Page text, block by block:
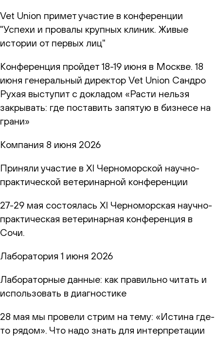
Vet Union примет участие в конференции
"Успехи и провалы крупных клиник. Живые
истории от первых лиц"
Конференция пройдет 18-19 июня в Москве. 18
июня генеральный директор Vet Union Сандро
Рухая выступит с докладом «Расти нельзя
закрывать: где поставить запятую в бизнесе на
грани»
Компания 8 июня 2026
Приняли участие в XI Черноморской научно-
практической ветеринарной конференции
27-29 мая состоялась XI Черноморская научно-
практическая ветеринарная конференция в
Сочи.
Лаборатория 1 июня 2026
Лабораторные данные: как правильно читать и
использовать в диагностике
28 мая мы провели стрим на тему: «Истина где-
то рядом». Что надо знать для интерпретации